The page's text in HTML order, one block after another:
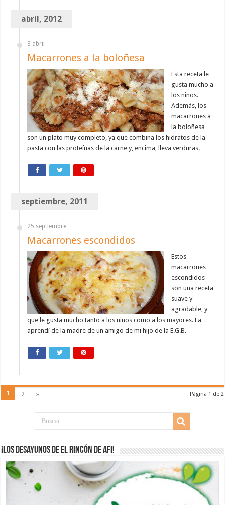
abril, 2012
3 abril
Macarrones a la boloñesa
Esta receta le
gusta mucho a
los niños.
Además, los
macarrones a
la boloñesa
son un plato muy completo, ya que combina los hidratos de la
pasta con las proteínas de la carne y, encima, lleva verduras.
septiembre, 2011
25 septiembre
Macarrones escondidos
Estos
macarrones
escondidos
son una receta
suave y
agradable, y
que le gusta mucho tanto a los niños como a los mayores. La
aprendí de la madre de un amigo de mi hijo de la E.G.B.
Página 1 de 2
1 2 »
¡Los desayunos de El Rincón de Afi!